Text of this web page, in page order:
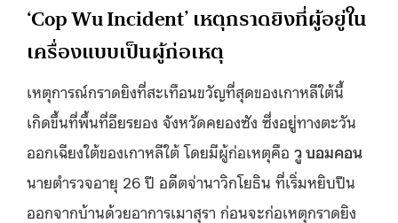
‘Cop Wu Incident’ เหตุกราดยิงที่ผู้อยู่ใน
เครื่องแบบเป็นผู้ก่อเหตุ
เหตุการณ์กราดยิงที่สะเทือนขวัญที่สุดของเกาหลีใต้นี้
เกิดขึ้นที่พื้นที่อึยรยอง จังหวัดคยองซัง ซึ่งอยู่ทางตะวัน
ออกเฉียงใต้ของเกาหลีใต้ โดยมีผู้ก่อเหตุคือ วู บอมคอน
นายตำรวจอายุ 26 ปี อดีตจ่านาวิกโยธิน ที่เริ่มหยิบปืน
ออกจากบ้านด้วยอาการเมาสุรา ก่อนจะก่อเหตุกราดยิง